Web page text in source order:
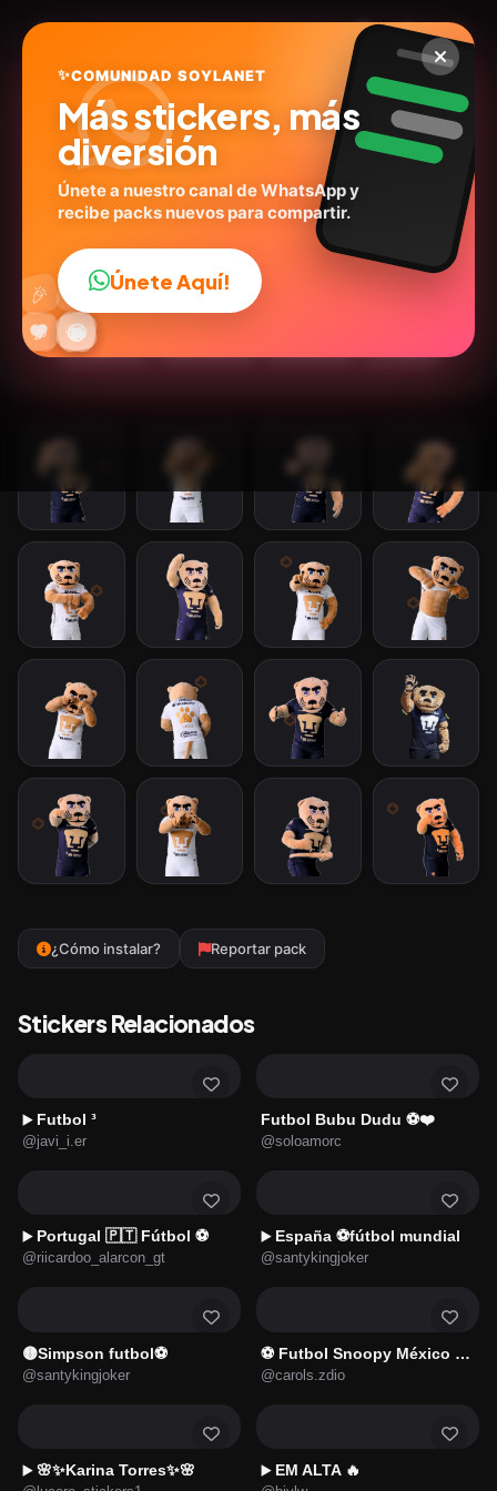
Pumas Fútbol ⚽️ ✅️
@verobellies
16stickers Animados
🏈Deportes
¿Cómo instalar? Reportar pack
Stickers Relacionados
▶️ Futbol ³
@javi_i.er
Futbol Bubu Dudu ⚽️❤️
@soloamorc
▶️ Portugal 🇵🇹 Fútbol ⚽
@riicardoo_alarcon_gt
▶️ España ⚽️fútbol mundial
@santykingjoker
🟡Simpson futbol⚽
@santykingjoker
⚽ Futbol Snoopy México 🇲🇽⚽
@carols.zdio
▶️ 🌸✨Karina Torres✨🌸 ▶️ EM ALTA 🔥
😎
😂
🔥
💬
❤️ ✨
🤩
😜
🎉 👍
✨COMUNIDAD SOYLANET
Más stickers, más
diversión
Únete a nuestro canal de WhatsApp y
recibe packs nuevos para compartir.
Únete Aquí!